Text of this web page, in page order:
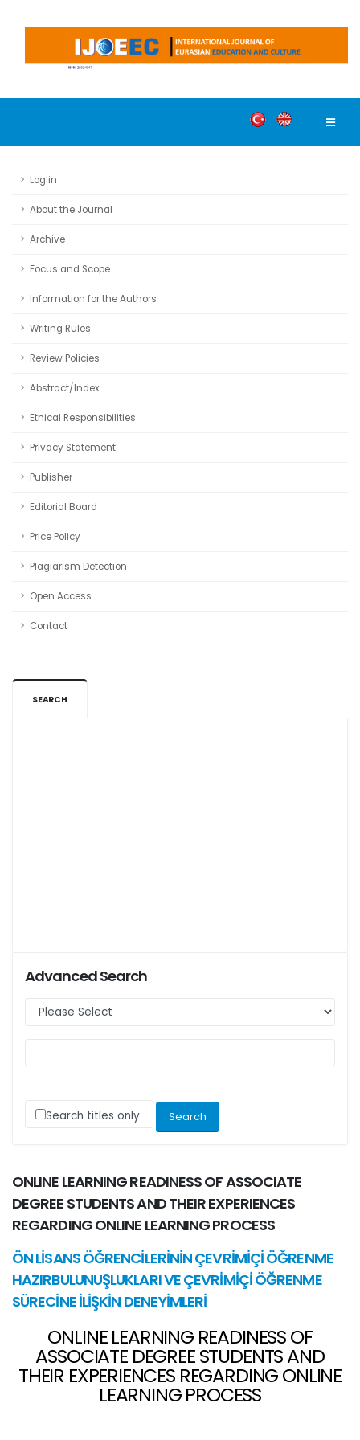
Log in
About the Journal
Archive
Focus and Scope
Information for the Authors
Writing Rules
Review Policies
Abstract/Index
Ethical Responsibilities
Privacy Statement
Publisher
Editorial Board
Price Policy
Plagiarism Detection
Open Access
Contact
SEARCH
Advanced Search
Search titles only
ONLINE LEARNING READINESS OF ASSOCIATE
DEGREE STUDENTS AND THEIR EXPERIENCES
REGARDING ONLINE LEARNING PROCESS
ÖN LİSANS ÖĞRENCİLERİNİN ÇEVRİMİÇİ ÖĞRENME
HAZIRBULUNUŞLUKLARI VE ÇEVRİMİÇİ ÖĞRENME
SÜRECİNE İLİŞKİN DENEYİMLERİ
ONLINE LEARNING READINESS OF
ASSOCIATE DEGREE STUDENTS AND
THEIR EXPERIENCES REGARDING ONLINE
LEARNING PROCESS